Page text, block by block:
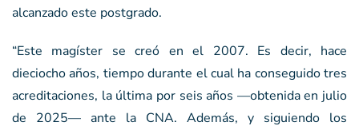
alcanzado este postgrado.
“Este magíster se creó en el 2007. Es decir, hace
dieciocho años, tiempo durante el cual ha conseguido tres
acreditaciones, la última por seis años —obtenida en julio
de 2025— ante la CNA. Además, y siguiendo los